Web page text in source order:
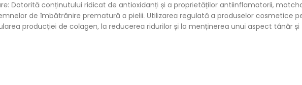
Datorită conținutului ridicat de antioxidanți și a proprietăților antiinflamatorii,
de îmbătrânire prematură a pielii. Utilizarea regulată a produselor cosmetice
producției de colagen, la reducerea ridurilor și la menținerea unui aspect tânăr și